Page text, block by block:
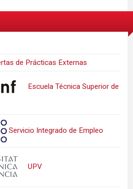
de Prácticas Externas
Escuela Técnica Superior de
Servicio Integrado de Empleo
UPV